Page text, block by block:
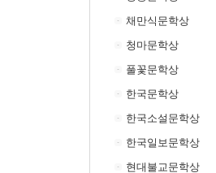
채만식문학상
청마문학상
풀꽃문학상
한국문학상
한국소설문학상
한국일보문학상
현대불교문학상